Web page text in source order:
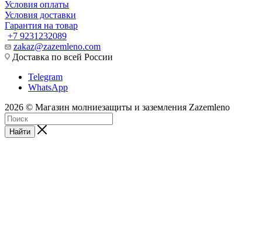
Условия оплаты
Условия доставки
Гарантия на товар
+7 9231232089
zakaz@zazemleno.com
Доставка по всей России
Telegram
WhatsApp
2026 © Магазин молниезащиты и заземления Zazemleno
Найти